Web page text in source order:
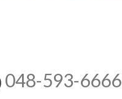
048-593-6666